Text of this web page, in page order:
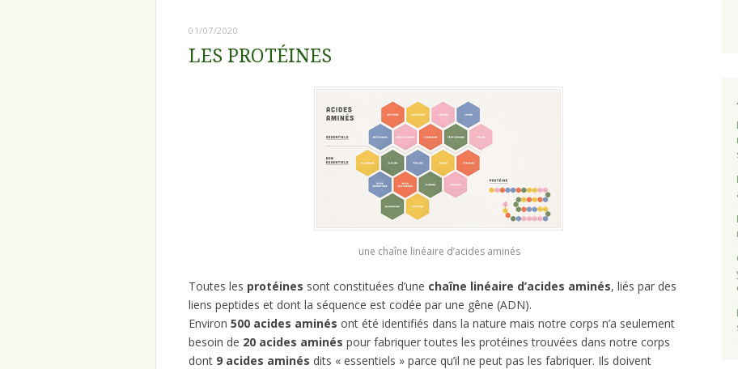
01/07/2020
LES PROTÉINES
une chaîne linéaire d’acides aminés
Toutes les protéines sont constituées d’une chaîne linéaire d’acides aminés, liés par des
liens peptides et dont la séquence est codée par une gêne (ADN).
Environ 500 acides aminés ont été identifiés dans la nature mais notre corps n’a seulement
besoin de 20 acides aminés pour fabriquer toutes les protéines trouvées dans notre corps
dont 9 acides aminés dits « essentiels » parce qu’il ne peut pas les fabriquer. Ils doivent